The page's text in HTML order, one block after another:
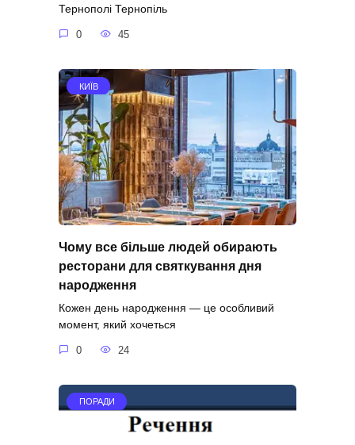
Тернополі Тернопіль
0 45
КИЇВ
Чому все більше людей обирають
ресторани для святкування дня
народження
Кожен день народження — це особливий
момент, який хочеться
0 24
ПОРАДИ